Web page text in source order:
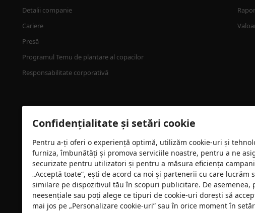
Detalii companie
Cariere
Presă
Programul Temu de plantare al copacilor
Responsabilitate corporativă
Certificare de securitate
Confidențialitate și setări cookie
Pentru a-ți oferi o experiență optimă, utilizăm cookie-uri și
furniza, îmbunătăți și promova serviciile noastre, pentru a ne
securizate pentru utilizatori și pentru a măsura eficiența
„Acceptă toate”, ești de acord ca noi și partenerii cu care lucrăm
similare pe dispozitivul tău în scopuri publicitare. De asemenea,
neesențiale sau poți alege ce tipuri de cookie-uri dorești să
mai jos pe „Personalizare cookie-uri” sau în orice moment în